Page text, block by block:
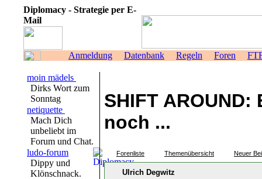
Diplomacy - Strategie per E-
Mail
Anmeldung Datenbank Regeln Foren
moin mädels
Dirks Wort zum
Sonntag
netiquette
Mach Dich
unbeliebt im
Forum und Chat.
ludo-forum
Dippy und
Klönschnack.
SHIFT
noch ...
Forenliste Themenübersicht Neuer
Ulrich Degwitz